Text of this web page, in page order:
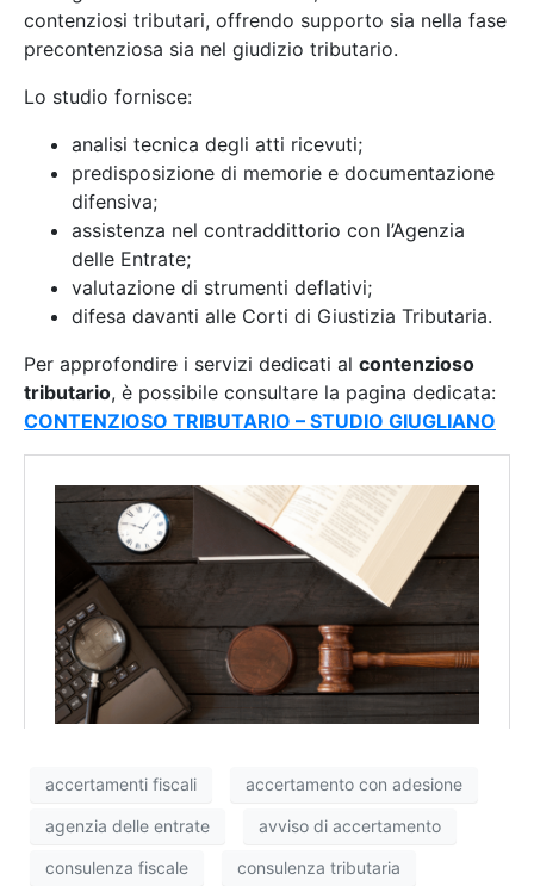
contenziosi tributari, offrendo supporto sia nella fase
precontenziosa sia nel giudizio tributario.
Lo studio fornisce:
analisi tecnica degli atti ricevuti;
predisposizione di memorie e documentazione
difensiva;
assistenza nel contraddittorio con l’Agenzia
delle Entrate;
valutazione di strumenti deflativi;
difesa davanti alle Corti di Giustizia Tributaria.
Per approfondire i servizi dedicati al contenzioso
tributario, è possibile consultare la pagina dedicata:
CONTENZIOSO TRIBUTARIO – STUDIO GIUGLIANO
accertamenti fiscali accertamento con adesione
agenzia delle entrate avviso di accertamento
consulenza fiscale consulenza tributaria